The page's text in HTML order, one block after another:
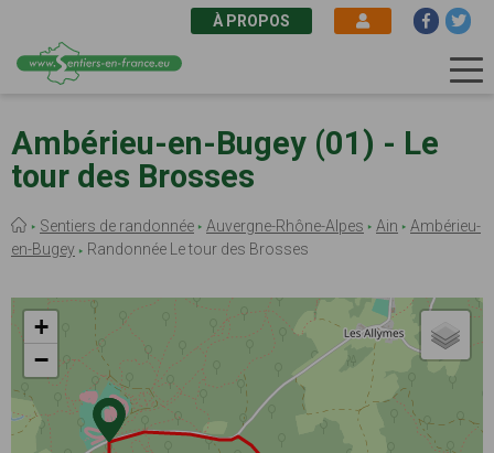
contenu
principal
À PROPOS
Ambérieu-en-Bugey (01) - Le
tour des Brosses
Fil
d'Ariane
Sentiers de randonnée Auvergne-Rhône-Alpes Ain
Ambérieu-
en-Bugey
Randonnée Le tour des Brosses
+
−